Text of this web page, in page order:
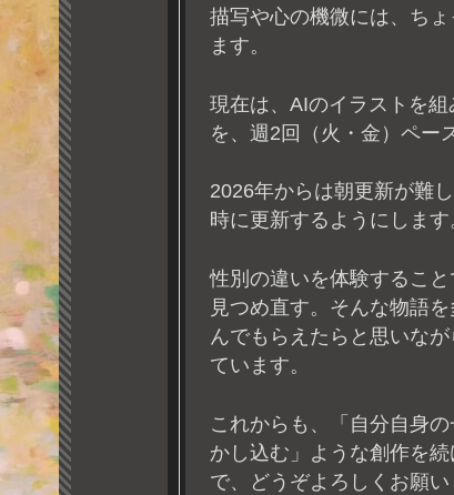
描写や心の機微には、ちょ
ます。
現在は、AIのイラストを
を、週2回（火・金）ペー
2026年からは朝更新が難
時に更新するようにします
性別の違いを体験するこ
見つめ直す。そんな物語
んでもらえたらと思いな
ています。
これからも、「自分自身
かし込む」ような創作を
で、どうぞよろしくお願い